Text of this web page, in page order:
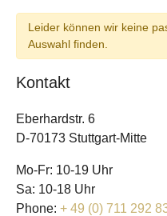
Leider können wir keine
Auswahl finden.
Kontakt
Eberhardstr. 6
D-70173 Stuttgart-Mitte
Mo-Fr: 10-19 Uhr
Sa: 10-18 Uhr
Phone: + 49 (0) 711 292